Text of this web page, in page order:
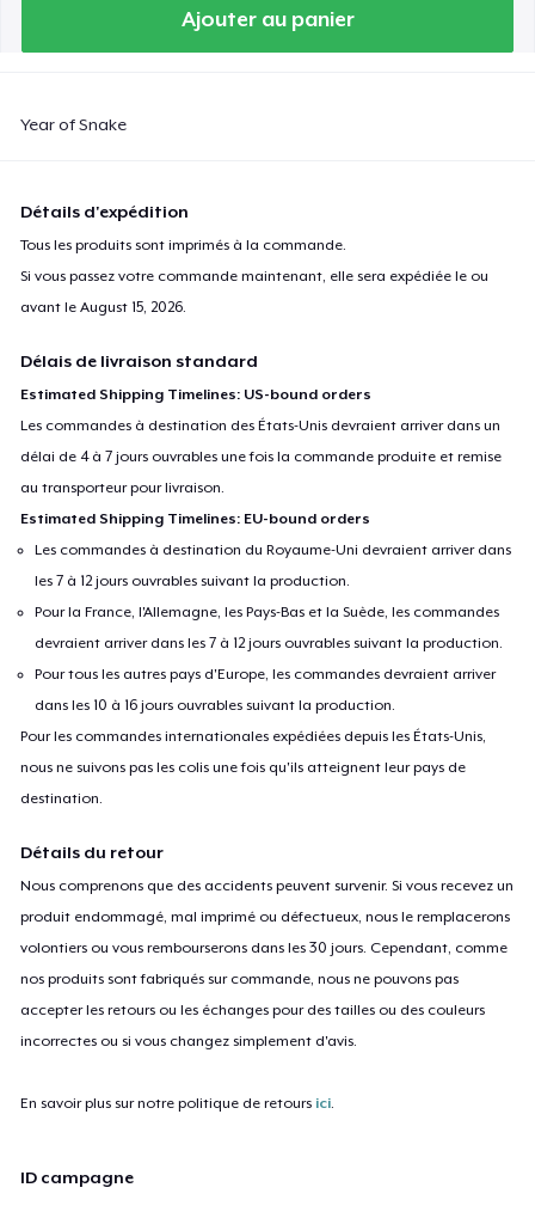
Ajouter au panier
Year of Snake
Détails d'expédition
Tous les produits sont imprimés à la commande.
Si vous passez votre commande maintenant, elle sera expédiée le ou
avant leAugust 15, 2026.
Délais de livraison standard
Estimated Shipping Timelines: US-bound orders
Les commandes à destination des États-Unis devraient arriver dans un
délai de 4 à 7 jours ouvrables une fois la commande produite et remise
au transporteur pour livraison.
Estimated Shipping Timelines: EU-bound orders
Les commandes à destination du Royaume-Uni devraient arriver dans
les 7 à 12 jours ouvrables suivant la production.
Pour la France, l'Allemagne, les Pays-Bas et la Suède, les commandes
devraient arriver dans les 7 à 12 jours ouvrables suivant la production.
Pour tous les autres pays d'Europe, les commandes devraient arriver
dans les 10 à 16 jours ouvrables suivant la production.
Pour les commandes internationales expédiées depuis les États-Unis,
nous ne suivons pas les colis une fois qu'ils atteignent leur pays de
destination.
Détails du retour
Nous comprenons que des accidents peuvent survenir. Si vous recevez un
produit endommagé, mal imprimé ou défectueux, nous le remplacerons
volontiers ou vous rembourserons dans les 30 jours. Cependant, comme
nos produits sont fabriqués sur commande, nous ne pouvons pas
accepter les retours ou les échanges pour des tailles ou des couleurs
incorrectes ou si vous changez simplement d'avis.
En savoir plus sur notre politique de retours ici.
ID campagne